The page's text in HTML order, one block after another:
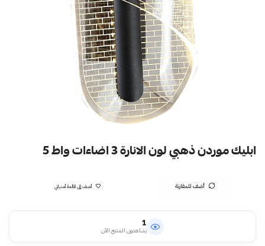
ابليك موردن ذهبي لون الانارة 3 اضاءات واط 5
أضف للمقارنة أضف إلى قائمة أمنياتي
1
يشاهدون المنتج الآن